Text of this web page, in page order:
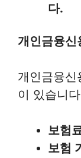
다.
개인금융신
개인금융신
이 있습니
보험
보험